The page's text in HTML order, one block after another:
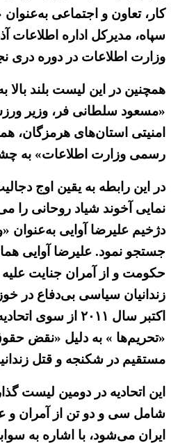
کار، تعاون و اجتماعی
سپاه، مدیرکل اداره اطلاعات
وزارت اطلاعات در دوره دری
همچنین در این لیست بلند بالا
«مسعود سلطانی فر، وزیر
امنیتی استان‌های هرمزگان،
رسمی وزارت اطلاعات» به
در این رابطه به یقین اوج
نمایی آخوند شیاد روحانی را
دژخیم علیرضا آوایی به‌عنوان
جستجو نمود. علیرضا آوایی
زندانیان سیاسی بی‌دفاع در
اکتبر سال ۲۰۱۱ از
«تحریم‌ها » به دلیل «نقض
مستقیم در شکنجه و قتل
شامل سی و دو تن از آمران و
ایران می‌شود، با اشاره به